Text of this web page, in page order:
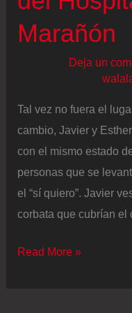
una
dictadura
Marañón
Deja un
Tal vez no fuera el
cambio, Javier y
con el mismo estado
personas que se
el “sí quiero”. Javier
corbata que cubrían el
La
Read More »